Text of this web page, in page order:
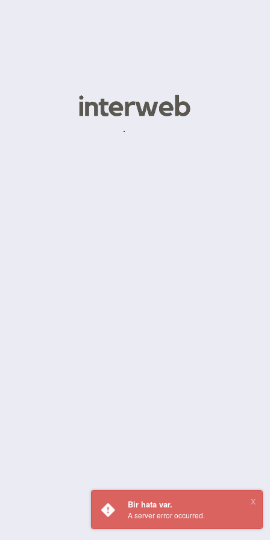
Bir hata var.
A server error occurred.